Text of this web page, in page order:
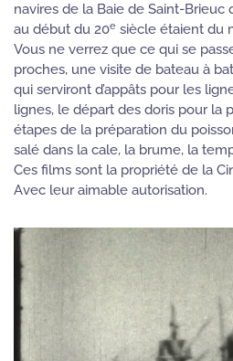
navires de la Baie de Saint-Brieuc
au début du 20e siècle étaient du
Vous ne verrez que ce qui se
proches, une visite de bateau à
qui serviront d’appâts pour les
lignes, le départ des doris pour la
étapes de la préparation du
salé dans la cale, la brume, la
Ces films sont la propriété de la
Avec leur aimable autorisation.